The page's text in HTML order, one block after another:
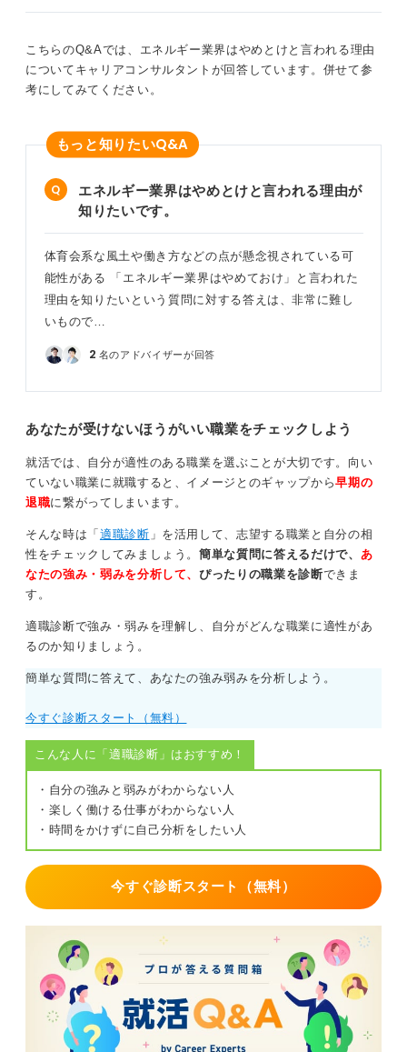
変化の激しい市場なので、自ら学び、多様な人と協働で
0
こちらのQ&Aでは、エネルギー業界はやめとけと言われる理由
についてキャリアコンサルタントが回答しています。併せて参
考にしてみてください。
もっと知りたいQ&A
エネルギー業界はやめとけと言われる理由が
知りたいです。
体育会系な風土や働き方などの点が懸念視されている可
能性がある 「エネルギー業界はやめておけ」と言われた
理由を知りたいという質問に対する答えは、非常に難し
いもので…
2 名のアドバイザーが回答
あなたが受けないほうがいい職業をチェックしよう
就活では、自分が適性のある職業を選ぶことが大切です。向い
ていない職業に就職すると、イメージとのギャップから早期の
退職に繋がってしまいます。
そんな時は「 適職診断 」を活用して、志望する職業と自分の相
性をチェックしてみましょう。簡単な質問に答えるだけで、 あ
なたの強み・弱みを分析して、ぴったりの職業を診断できま
す。
適職診断で強み・弱みを理解し、自分がどんな職業に適性があ
るのか知りましょう。
簡単な質問に答えて、あなたの強み弱みを分析しよう。
今すぐ診断スタート（無料）
こんな人に「適職診断」はおすすめ！
・自分の強みと弱みがわからない人
・楽しく働ける仕事がわからない人
・時間をかけずに自己分析をしたい人
今すぐ診断スタート（無料）